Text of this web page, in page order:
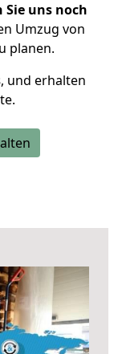
uns noch
Umzug von
planen.
, und erhalten